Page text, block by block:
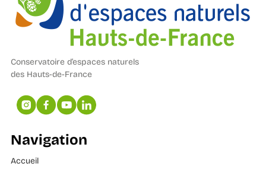
Conservatoire d’espaces naturels
des Hauts-de-France
Navigation
Accueil